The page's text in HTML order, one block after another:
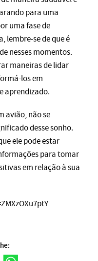
para uma
uma fase de
lembre-se de que é
nesses momentos.
maneiras de lidar
los em
aprendizado.
avião, não se
desse sonho.
ele pode estar
para tomar
em relação à sua